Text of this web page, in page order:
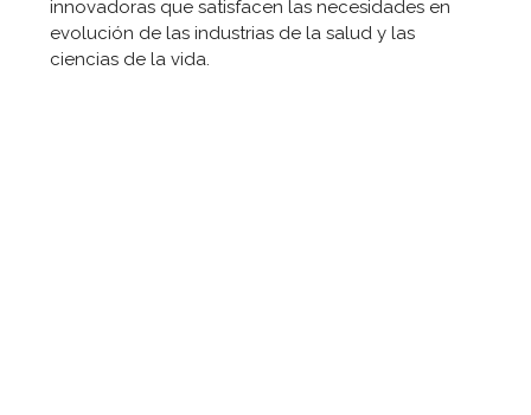
innovadoras que satisfacen las necesidades en
evolución de las industrias de la salud y las
ciencias de la vida.